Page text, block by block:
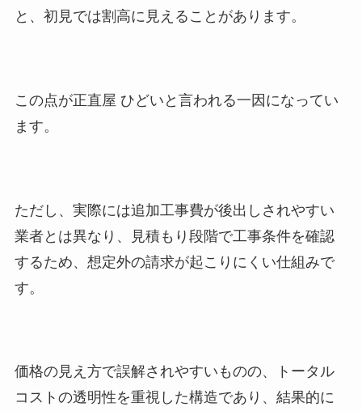
と、初見では割高に見えることがあります。
この点が正直屋 ひどいと言われる一因になってい
ます。
ただし、実際には追加工事費が後出しされやすい
業者とは異なり、見積もり段階で工事条件を確認
するため、想定外の請求が起こりにくい仕組みで
す。
価格の見え方で誤解されやすいものの、トータル
コストの透明性を重視した構造であり、結果的に